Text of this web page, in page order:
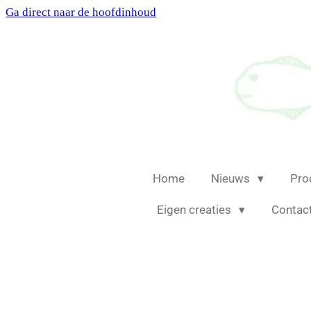
Ga direct naar de hoofdinhoud
Home Nieuws
Eigen creaties